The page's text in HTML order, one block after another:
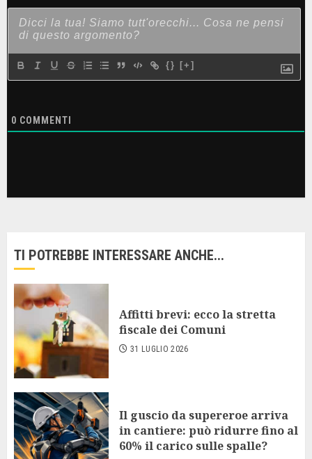
{} [+]
0 COMMENTI
TI POTREBBE INTERESSARE ANCHE...
Affitti brevi: ecco la stretta
fiscale dei Comuni
31 LUGLIO 2026
Il guscio da supereroe arriva
in cantiere: può ridurre fino al
60% il carico sulle spalle?